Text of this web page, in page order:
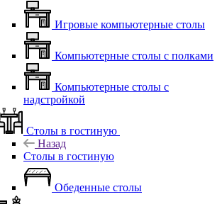
Игровые компьютерные столы
Компьютерные столы с полками
Компьютерные столы с
надстройкой
Столы в гостиную
Назад
Столы в гостиную
Обеденные столы